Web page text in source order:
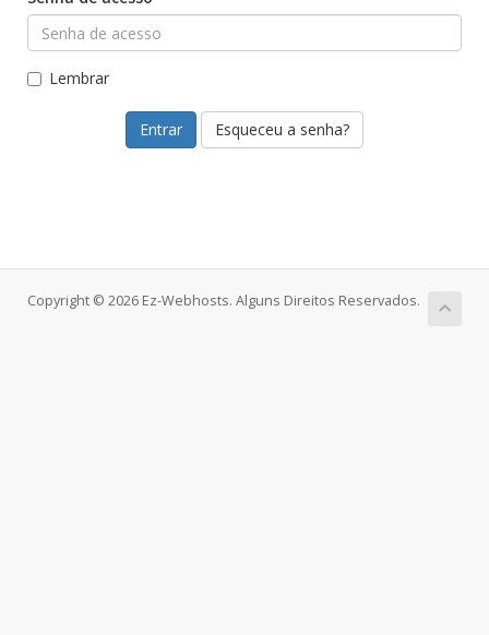
Lembrar
Esqueceu a senha?
Copyright © 2026 Ez-Webhosts. Alguns Direitos Reservados.